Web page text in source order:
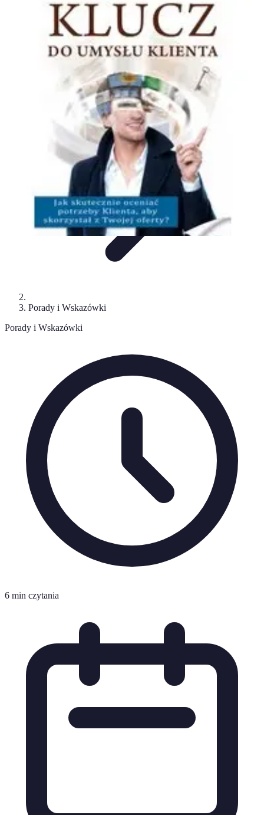
Oferty Zakupowe
Analiza ofert Tendencje zakupowe
Porady
Porady Zakupowe
Oferty Zakupowe
Porady i Wskazówki
Porady i Wskazówki
6 min czytania